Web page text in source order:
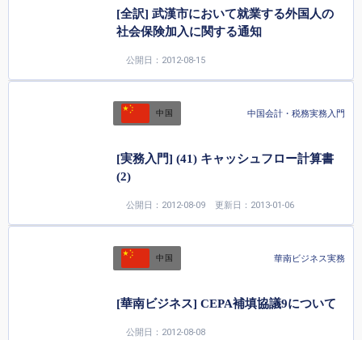
[全訳] 武漢市において就業する外国人の
社会保険加入に関する通知
公開日：2012-08-15
中国 中国会計・税務実務入門
[実務入門] (41) キャッシュフロー計算書
(2)
公開日：2012-08-09 更新日：2013-01-06
中国 華南ビジネス実務
[華南ビジネス] CEPA補填協議9について
公開日：2012-08-08